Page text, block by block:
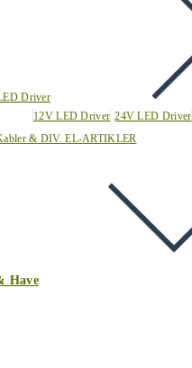
Driver
12V LED Driver 24V LED Driver
& DIV. EL-ARTIKLER
Have